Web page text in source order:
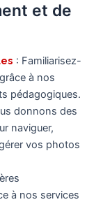
et de
: Familiarisez-
à nos
pédagogiques.
donnons des
naviguer,
vos photos
à nos services